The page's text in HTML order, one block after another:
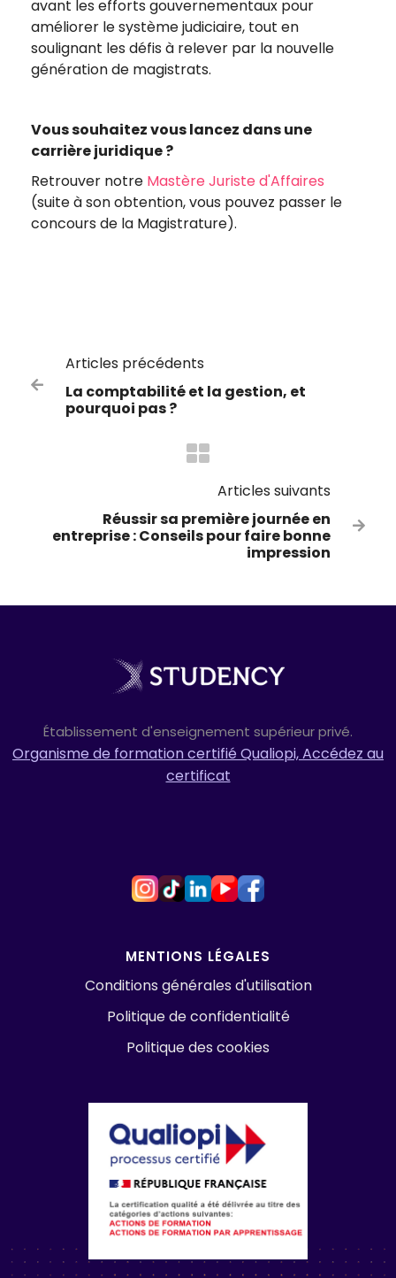
avant les efforts gouvernementaux pour
améliorer le système judiciaire, tout en
soulignant les défis à relever par la nouvelle
génération de magistrats.
Vous souhaitez vous lancez dans une
carrière juridique ?
Retrouver notre Mastère Juriste d'Affaires
(suite à son obtention, vous pouvez passer le
concours de la Magistrature).

Articles précédents
La comptabilité et la gestion, et
pourquoi pas ?
Articles suivants
Réussir sa première journée en
entreprise : Conseils pour faire bonne
impression

Établissement d'enseignement supérieur privé.
Organisme de formation certifié Qualiopi, Accédez au
certificat
MENTIONS LÉGALES
Conditions générales d'utilisation
Politique de confidentialité
Politique des cookies